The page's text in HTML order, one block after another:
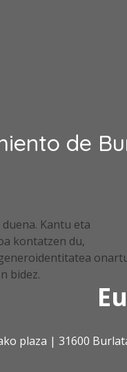
de
plaza | 31600
Kantu eta
kontatzen du,
bidez.